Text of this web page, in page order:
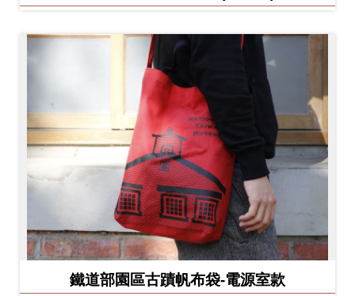
鐵道部園區古蹟帆布袋-電源室款